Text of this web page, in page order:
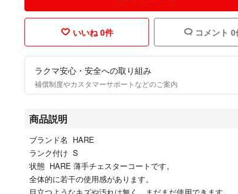
いいね 0件 コメント 0
ラクマ安心・安全への取り組み
補償制度やカスタマーサポートなどのご案内
商品説明
ブランド名 HARE
ランク付け S
状態 HARE 薄手チェスターコートです。
全体的に若干の使用感があります。
目立つようなキズや汚れは無く、まだまだ使用できます。